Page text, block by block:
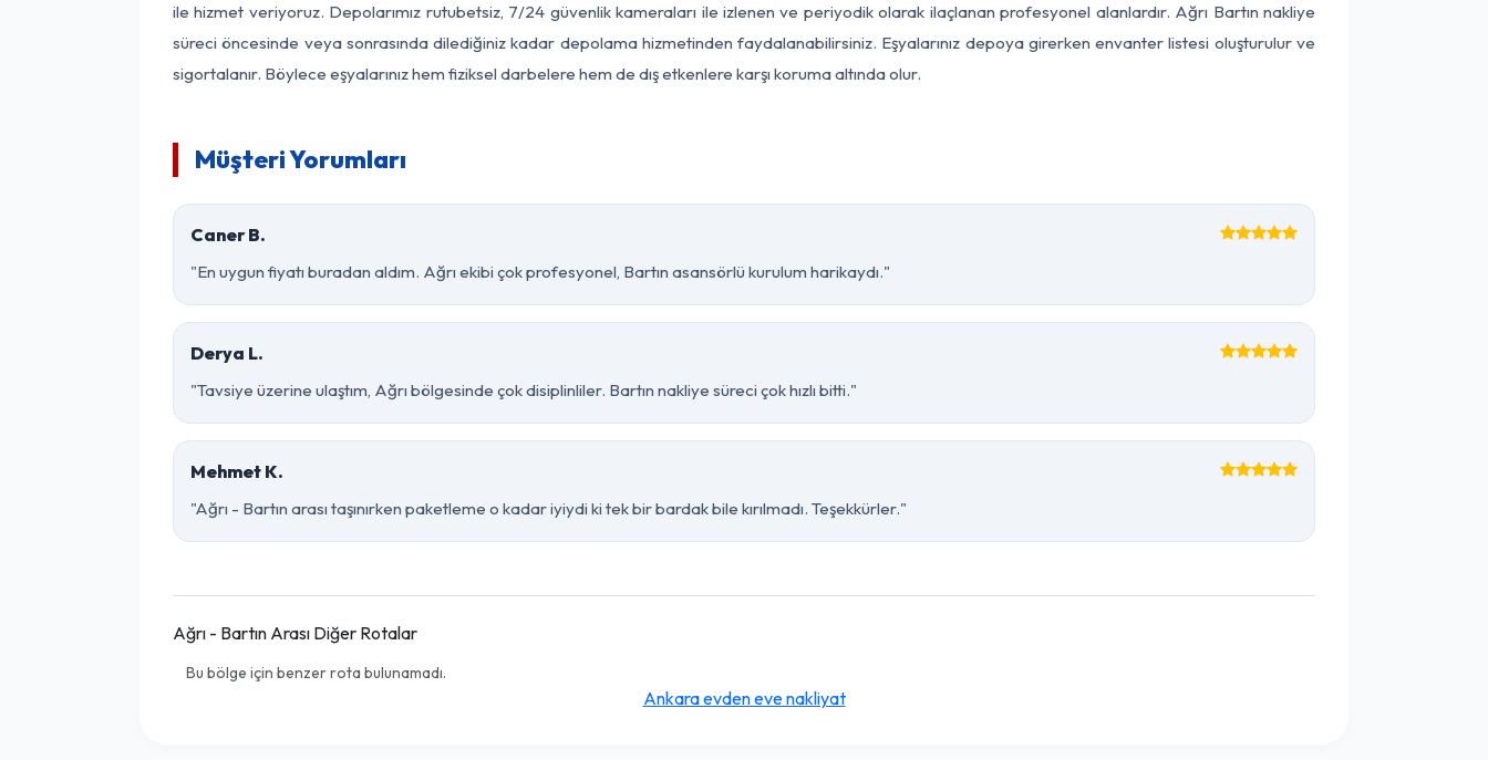
ile hizmet veriyoruz. Depolarımız rutubetsiz, 7/24 güvenlik kameraları ile izlenen ve periyodik olarak ilaçlanan profesyonel alanlardır. Ağrı Bartın nakliye
süreci öncesinde veya sonrasında dilediğiniz kadar depolama hizmetinden faydalanabilirsiniz. Eşyalarınız depoya girerken envanter listesi oluşturulur ve
sigortalanır. Böylece eşyalarınız hem fiziksel darbelere hem de dış etkenlere karşı koruma altında olur.
Müşteri Yorumları
Caner B.
"En uygun fiyatı buradan aldım. Ağrı ekibi çok profesyonel, Bartın asansörlü kurulum harikaydı."
Derya L.
"Tavsiye üzerine ulaştım, Ağrı bölgesinde çok disiplinliler. Bartın nakliye süreci çok hızlı bitti."
Mehmet K.
"Ağrı - Bartın arası taşınırken paketleme o kadar iyiydi ki tek bir bardak bile kırılmadı. Teşekkürler."
Ağrı - Bartın Arası Diğer Rotalar
Bu bölge için benzer rota bulunamadı.
Ankara evden eve nakliyat